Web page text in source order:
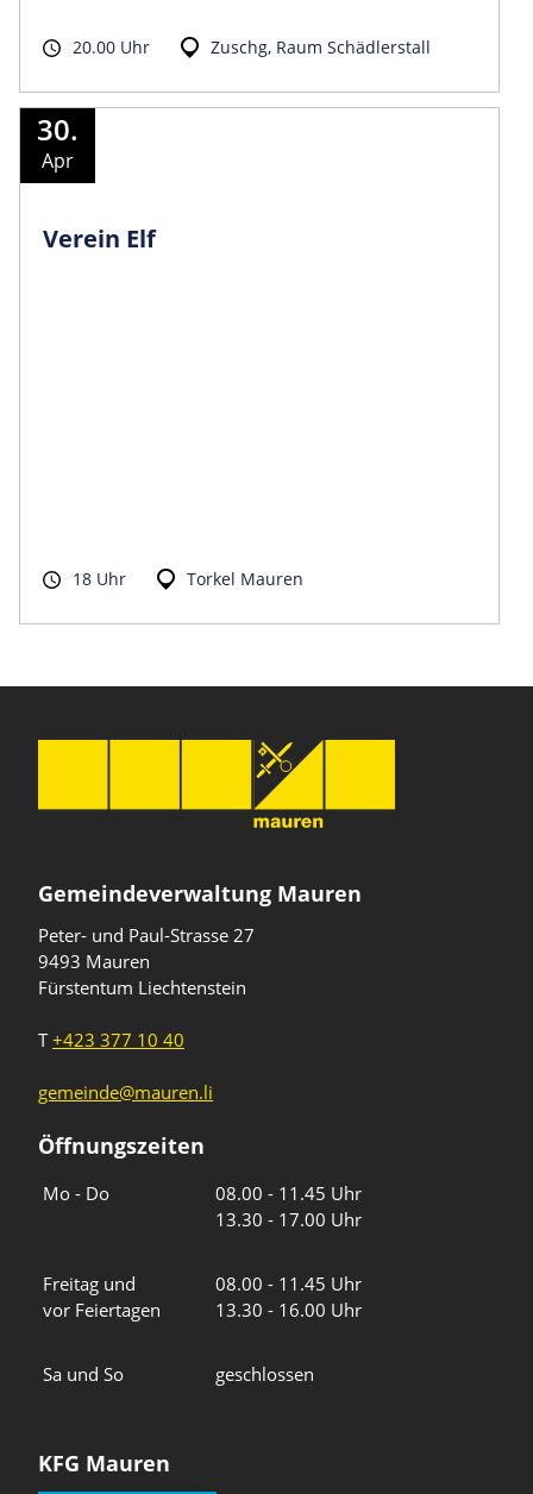
20.00 Uhr Zuschg, Raum Schädlerstall
30.
Apr
Verein Elf
18 Uhr Torkel Mauren
Gemeindeverwaltung Mauren
Peter- und Paul-Strasse 27
9493 Mauren
Fürstentum Liechtenstein
T+423 377 10 40
gemeinde@mauren.li
Öffnungszeiten
Mo - Do
08.00 - 11.45 Uhr
13.30 - 17.00 Uhr
Freitag und
vor Feiertagen
08.00 - 11.45 Uhr
13.30 - 16.00 Uhr
Sa und So geschlossen
KFG Mauren